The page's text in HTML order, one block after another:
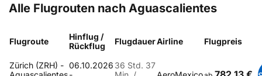
Alle Flugrouten nach Aguascalientes
Flugroute
Hinflug /
Rückflug
FlugdauerAirline Flugpreis
Zürich (ZRH) - 06.10.2026 36 Std. 37